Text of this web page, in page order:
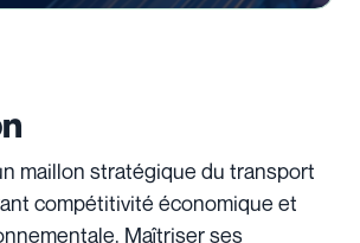
maillon stratégique du transport
compétitivité économique et
Maîtriser ses